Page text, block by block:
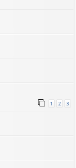
1 2 3